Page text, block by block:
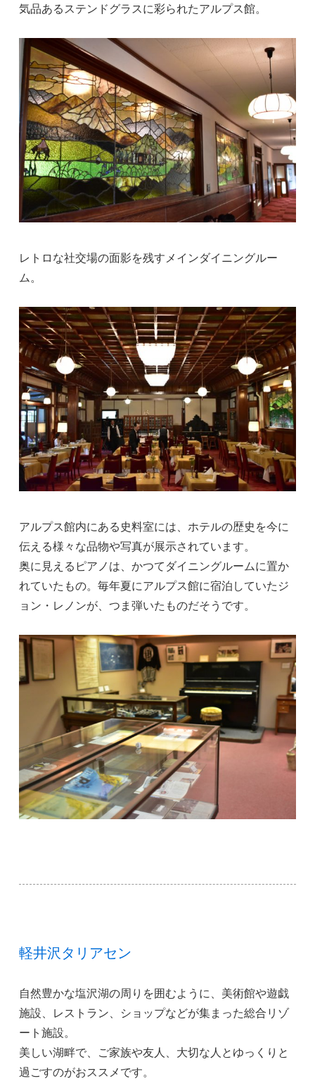
気品あるステンドグラスに彩られたアルプス館。
レトロな社交場の面影を残すメインダイニングルー
ム。
アルプス館内にある史料室には、ホテルの歴史を今に
伝える様々な品物や写真が展示されています。
奥に見えるピアノは、かつてダイニングルームに置か
れていたもの。毎年夏にアルプス館に宿泊していたジ
ョン・レノンが、つま弾いたものだそうです。
軽井沢タリアセン
自然豊かな塩沢湖の周りを囲むように、美術館や遊戯
施設、レストラン、ショップなどが集まった総合リゾ
ート施設。
美しい湖畔で、ご家族や友人、大切な人とゆっくりと
過ごすのがおススメです。